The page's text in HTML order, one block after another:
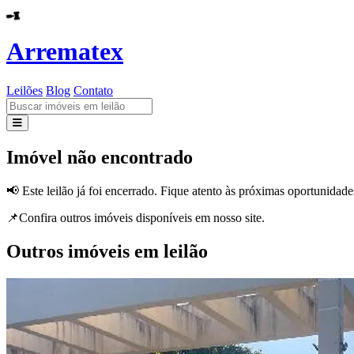
Arrematex
Leilões Blog Contato
Leilões
Contato
Imóvel não encontrado
📢 Este leilão já foi encerrado. Fique atento às próximas
📌Confira outros imóveis disponíveis em nosso site.
Outros imóveis em leilão